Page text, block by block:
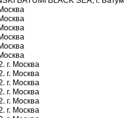
г. Москва
г. Москва
г. Москва
г. Москва
г. Москва
г. Москва